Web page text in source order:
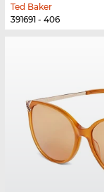
Ted Baker
391691 - 406